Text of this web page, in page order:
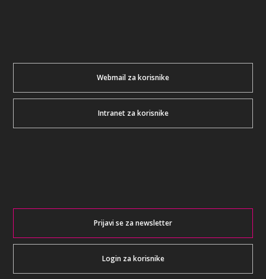
Webmail za korisnike
Intranet za korisnike
Prijavi se za newsletter
Login za korisnike